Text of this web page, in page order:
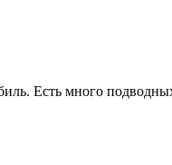
Есть много